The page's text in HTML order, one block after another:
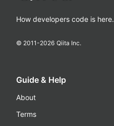
How developers code is here.
© 2011-2026 Qiita Inc.
Guide & Help
About
Terms